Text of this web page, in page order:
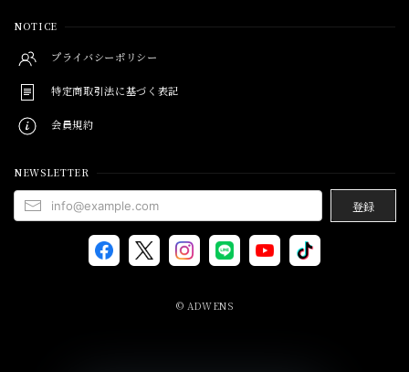
NOTICE
プライバシーポリシー
特定商取引法に基づく表記
会員規約
NEWSLETTER
登録
© ADWENS